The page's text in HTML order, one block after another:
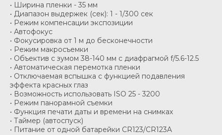
• Ширина пленки - 35 мм
• Диапазон выдержек (сек): 1 - 1/300 сек
• Режим компенсации экспозиции
• Автофокус
• Фокусировка от 1 м до бесконечности
• Режим макросъемки
• Объектив с зумом 38-140 мм с диафрагмой f/5.6-12.5
• Автоматическая перемотка пленки
• Отключаемая вспышка с функцией подавления
эффекта красных глаз
• Возможность использовать ISO 25 - 3200
• Режим панорамной съемки
• Функция печати даты и времени на снимках
• Таймер (автоспуск)
• Питание от одной батарейки CR123/CR123A